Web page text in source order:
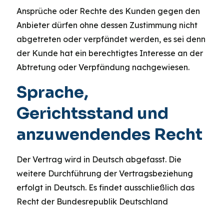
Ansprüche oder Rechte des Kunden gegen den
Anbieter dürfen ohne dessen Zustimmung nicht
abgetreten oder verpfändet werden, es sei denn
der Kunde hat ein berechtigtes Interesse an der
Abtretung oder Verpfändung nachgewiesen.
Sprache,
Gerichtsstand und
anzuwendendes Recht
Der Vertrag wird in Deutsch abgefasst. Die
weitere Durchführung der Vertragsbeziehung
erfolgt in Deutsch. Es findet ausschließlich das
Recht der Bundesrepublik Deutschland